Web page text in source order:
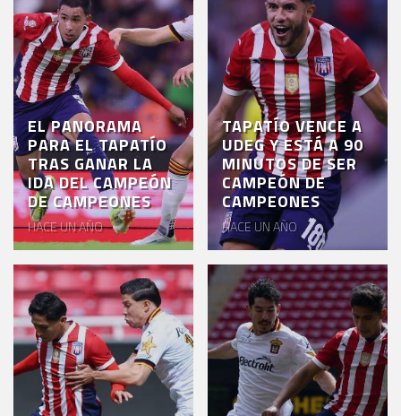
EL PANORAMA
PARA EL TAPATÍO
TRAS GANAR LA
IDA DEL CAMPEÓN
DE CAMPEONES
HACE UN AÑO
TAPATÍO VENCE A
UDEG Y ESTÁ A 90
MINUTOS DE SER
CAMPEÓN DE
CAMPEONES
HACE UN AÑO